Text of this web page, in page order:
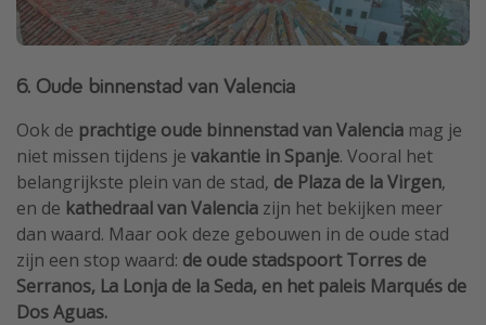
6. Oude binnenstad van Valencia
Ook de prachtige oude binnenstad van Valencia mag je
niet missen tijdens je vakantie in Spanje. Vooral het
belangrijkste plein van de stad, de Plaza de la Virgen,
en de kathedraal van Valencia zijn het bekijken meer
dan waard. Maar ook deze gebouwen in de oude stad
zijn een stop waard: de oude stadspoort Torres de
Serranos, La Lonja de la Seda, en het paleis Marqués de
Dos Aguas.